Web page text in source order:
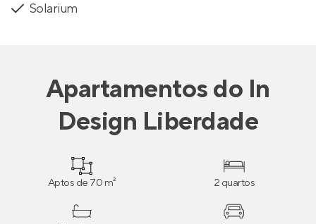
Solarium
Apartamentosdo In
Design Liberdade
Aptos de 70 m² 2 quartos